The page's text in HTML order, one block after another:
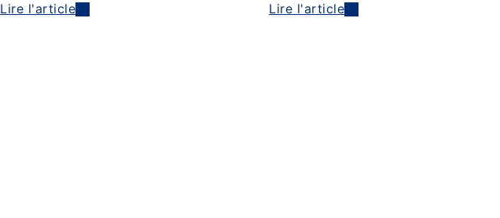
Lire l'article Lire l'article